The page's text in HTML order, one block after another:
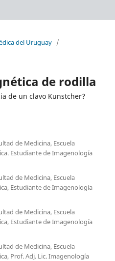
del Uruguay /
de rodilla
de un clavo Kunstcher?
de Medicina, Escuela
Estudiante de Imagenología
de Medicina, Escuela
Estudiante de Imagenología
de Medicina, Escuela
Estudiante de Imagenología
de Medicina, Escuela
Prof. Adj. Lic. Imagenología